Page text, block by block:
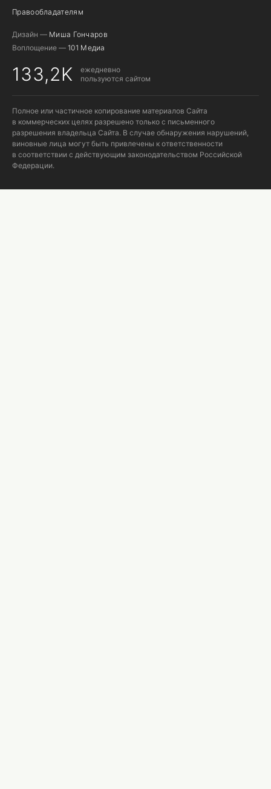
Правообладателям
Дизайн — Миша Гончаров
Воплощение — 101 Медиа
133,2K
ежедневно
пользуются сайтом
Полное или частичное копирование материалов Сайта
в коммерческих целях разрешено только с письменного
разрешения владельца Сайта. В случае обнаружения нарушений,
виновные лица могут быть привлечены к ответственности
в соответствии с действующим законодательством Российской
Федерации.